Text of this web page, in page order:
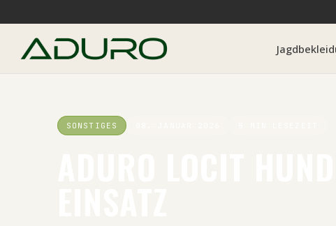
SONSTIGES